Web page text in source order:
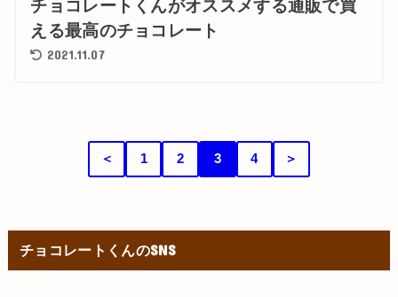
チョコレートくんがオススメする通販で買
える最高のチョコレート
2021.11.07
＜ 1 2 3 4 ＞
チョコレートくんのSNS